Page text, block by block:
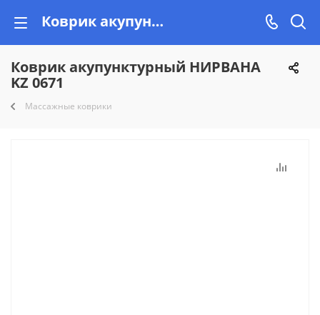
Коврик акупунктурный НИРВАНА KZ 0671 купить недорого на Vishop.by, рассрочка!
Коврик акупунктурный НИРВАНА
KZ 0671
Массажные коврики